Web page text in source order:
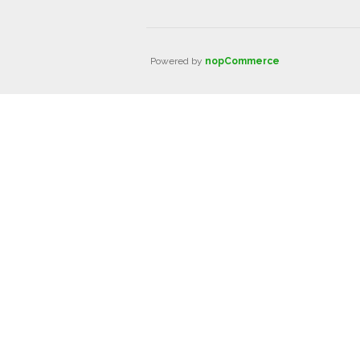
Powered by nopCommerce